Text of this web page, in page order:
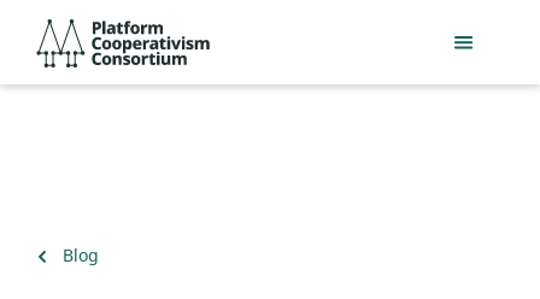
Passer
contenu
Consortium
Retour
Blog